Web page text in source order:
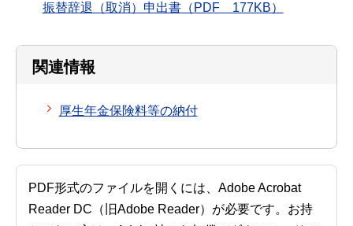
振替辞退（取消）申出書（PDF 177KB）
関連情報
厚生年金保険料等の納付
PDF形式のファイルを開くには、Adobe Acrobat
Reader DC（旧Adobe Reader）が必要です。お持